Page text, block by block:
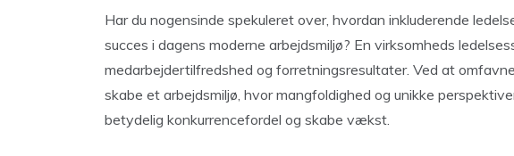
Har du nogensinde spekuleret over, hvordan inkluderende
succes i dagens moderne arbejdsmiljø? En virksomheds
medarbejdertilfredshed og forretningsresultater. Ved at
skabe et arbejdsmiljø, hvor mangfoldighed og unikke
betydelig konkurrencefordel og skabe vækst.